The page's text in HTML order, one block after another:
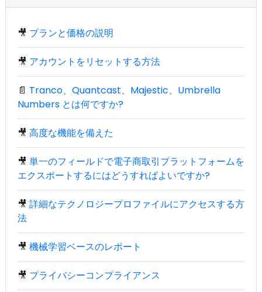
🎥 プランと価格の説明
🎥 アカウントをリセットする方法
📄 Tranco、Quantcast、Majestic、Umbrella
Numbers とは何ですか?
🎥 高度な機能を備えた
🎥 単一のフィールドで電子商取引プラットフォームを
エクスポートするにはどうすればよいですか?
🎥 詳細なテクノロジープロファイルにアクセスする方
法
🎥 機械学習ベースのレポート
🎥 プライバシーコンプライアンス